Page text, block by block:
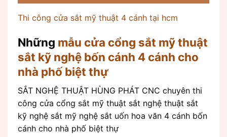
Thi công cửa sắt mỹ thuật 4 cánh tại hcm
Những mẫu cửa cổng sắt mỹ thuật
sắt kỹ nghệ bốn cánh 4 cánh cho
nhà phố biệt thự
SẮT NGHỆ THUẬT HÙNG PHÁT CNC chuyên thi
công cửa cổng sắt mỹ thuật sắt nghệ thuật sắt
kỹ nghệ sắt mỹ nghệ sắt uốn hoa văn 4 cánh bốn
cánh cho nhà phố biệt thự